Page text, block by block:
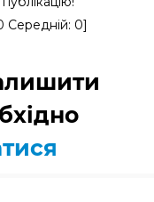
Середній: 0]